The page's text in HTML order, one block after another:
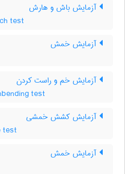
آزمایش باش و هارش
test
آزمایش خمش
آزمایش خم و راست کردن
test
آزمایش کشش خمشی
test
آزمایش خمش